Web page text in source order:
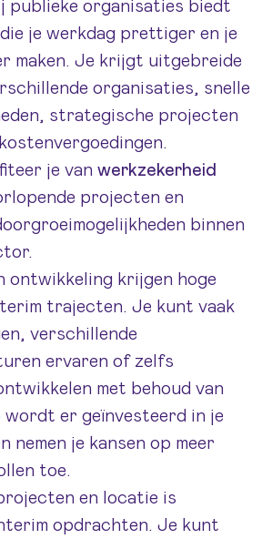
publieke organisaties biedt
je werkdag prettiger en je
maken. Je krijgt uitgebreide
organisaties, snelle
strategische projecten
je van werkzekerheid
projecten en
binnen
ontwikkeling krijgen hoge
trajecten. Je kunt vaak
verschillende
ervaren of zelfs
met behoud van
wordt er geïnvesteerd in je
nemen je kansen op meer
toe.
en locatie is
opdrachten. Je kunt